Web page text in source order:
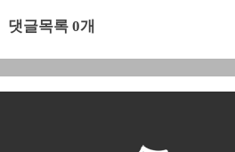
댓글목록 0개